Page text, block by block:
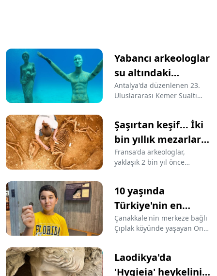
Yabancı arkeologlar
su altındaki
kültürel
zenginlikleri
Antalya'da düzenlenen 23.
Uluslararası Kemer Sualtı
belgesel yapımcısı Tahsin
Ceylan ile dalış yaparak
kültürel zenginlikleri
gözlemledi.
Şaşırtan keşif... İki
bin yıllık mezarlar
bulundu
Fransa'da arkeologlar,
yaklaşık 2 bin yıl önce
keşfetti.
10 yaşında
Türkiye'nin en
küçük tarihi eser
bağışçısı oldu
Çanakkale'nin merkeze bağlı
Çıplak köyünde yaşayan Onur
yaklaşık 2 bin yıllık Roma
dönemine ait sikkeyi Troya
Laodikya'da
'Hygieia' heykelinin